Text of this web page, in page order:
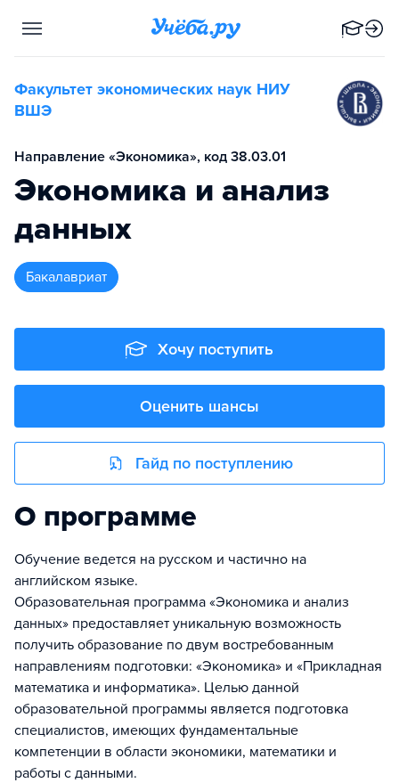
Факультет экономических наук НИУ
ВШЭ
Направление «Экономика», код 38.03.01
Экономика и анализ
данных
бакалавриат
Хочу поступить
Оценить шансы
Гайд по поступлению
О программе
Обучение ведется на русском и частично на
английском языке.
Образовательная программа «Экономика и анализ
данных» предоставляет уникальную возможность
получить образование по двум востребованным
направлениям подготовки: «Экономика» и «Прикладная
математика и информатика». Целью данной
образовательной программы является подготовка
специалистов, имеющих фундаментальные
компетенции в области экономики, математики и
работы с данными.